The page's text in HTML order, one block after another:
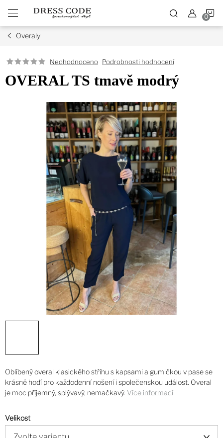
obsah
Overaly
Neohodnoceno Podrobnosti hodnocení
OVERAL TS tmavě modrý
Oblíbený overal klasického střihu s kapsami a gumičkou v pase se
krásně hodí pro každodenní nošení i společenskou událost. Overal
je moc příjemný, splývavý, nemačkavý. Více informací
Velikost